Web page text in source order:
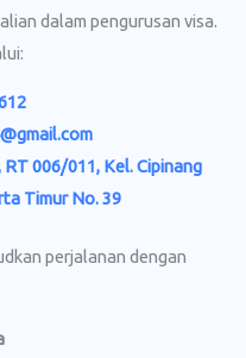
dalam pengurusan visa.
RT 006/011, Kel. Cipinang
Timur No. 39
perjalanan dengan